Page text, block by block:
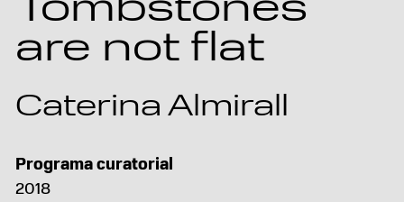
Tombstones
are not flat
Caterina Almirall
Programa curatorial
2018